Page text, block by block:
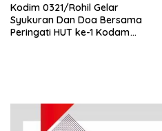
Kodim 0321/Rohil Gelar
Syukuran Dan Doa Bersama
Peringati HUT ke-1 Kodam